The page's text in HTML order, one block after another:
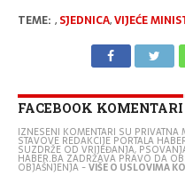
TEME: , SJEDNICA,VIJEĆE
FACEBOOK KOMENTARI
IZNESENI KOMENTARI SU PRIVATNA
STAVOVE REDAKCIJE PORTALA
SUZDRŽE OD VRIJEĐANJA,
HABER.BA ZADRŽAVA PRAVO DA
OBJAŠNJENJA -VIŠE O USLOVIMA